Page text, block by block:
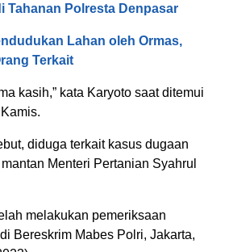
Tahanan Polresta Denpasar
Lahan oleh Ormas,
Terkait
kasih,” kata Karyoto saat ditemui
diduga terkait kasus dugaan
Menteri Pertanian Syahrul
melakukan pemeriksaan
Bereskrim Mabes Polri, Jakarta,